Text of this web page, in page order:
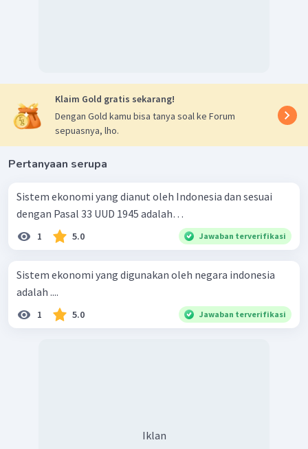
Klaim Gold gratis sekarang!
Dengan Gold kamu bisa tanya soal ke Forum
sepuasnya, lho.
Pertanyaan serupa
Sistem ekonomi yang dianut oleh Indonesia dan sesuai
dengan Pasal 33 UUD 1945 adalah…
1 5.0 Jawaban terverifikasi
Sistem ekonomi yang digunakan oleh negara indonesia
adalah ....
1 5.0 Jawaban terverifikasi
Iklan